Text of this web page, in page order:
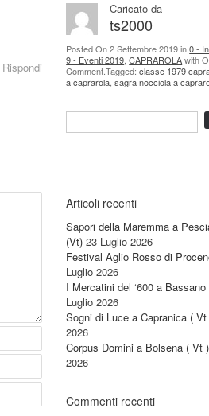
Rispondi
Caricato da
ts2000
Posted On 2 Settembre 2019 in0 -
9 - Eventi 2019 ,CAPRAROLAwith
Comment.Tagged:classe 1979
a caprarola ,sagra nocciola a
Articoli recenti
Sapori della Maremma a
(Vt) 23 Luglio 2026
Festival Aglio Rosso di
Luglio 2026
I Mercatini del ‘600 a
Luglio 2026
Sogni di Luce a Capranica (
2026
Corpus Domini a Bolsena ( Vt )
2026
Commenti recenti